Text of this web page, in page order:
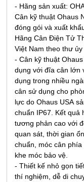
- Hãng sản xuất:
Cân kỹ thuật Ohaus
đóng gói và xuất
Hãng Cân Điện Tử
Việt Nam theo thư
- Cân kỹ thuật
dụng với đĩa cân lớn
dụng trong nhiều
cân sử dụng cho
lực do Ohaus USA
chuẩn IP67. Kết quả
tương phản cao với
quan sát, thời gian
chuẩn, móc cân
khe móc bảo vệ.
- Thiết kế nhỏ gọn
thí nghiệm, dễ di